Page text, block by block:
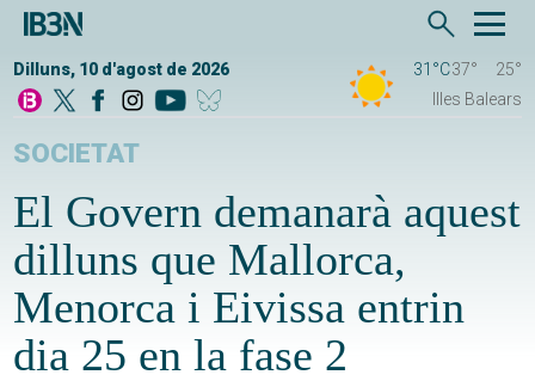
Dilluns, 10 d'agost de 2026 31°C37°
25°
Illes Balears
SOCIETAT
El Govern demanarà aquest
dilluns que Mallorca,
Menorca i Eivissa entrin
dia 25 en la fase 2